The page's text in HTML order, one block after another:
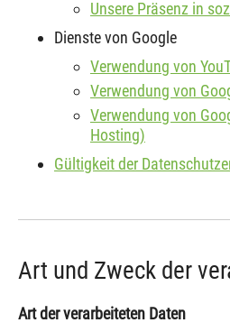
Unsere Präsenz in
Dienste von Google
Verwendung von
Verwendung von
Verwendung von
Hosting)
Gültigkeit der
Art und Zweck der
Art der verarbeiteten Daten